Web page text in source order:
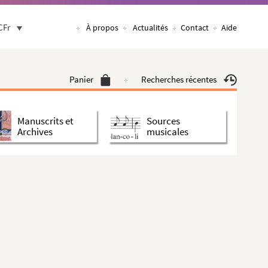
À propos Actualités Contact Aide
Panier Recherches récentes
Manuscrits et
Archives
Sources
musicales